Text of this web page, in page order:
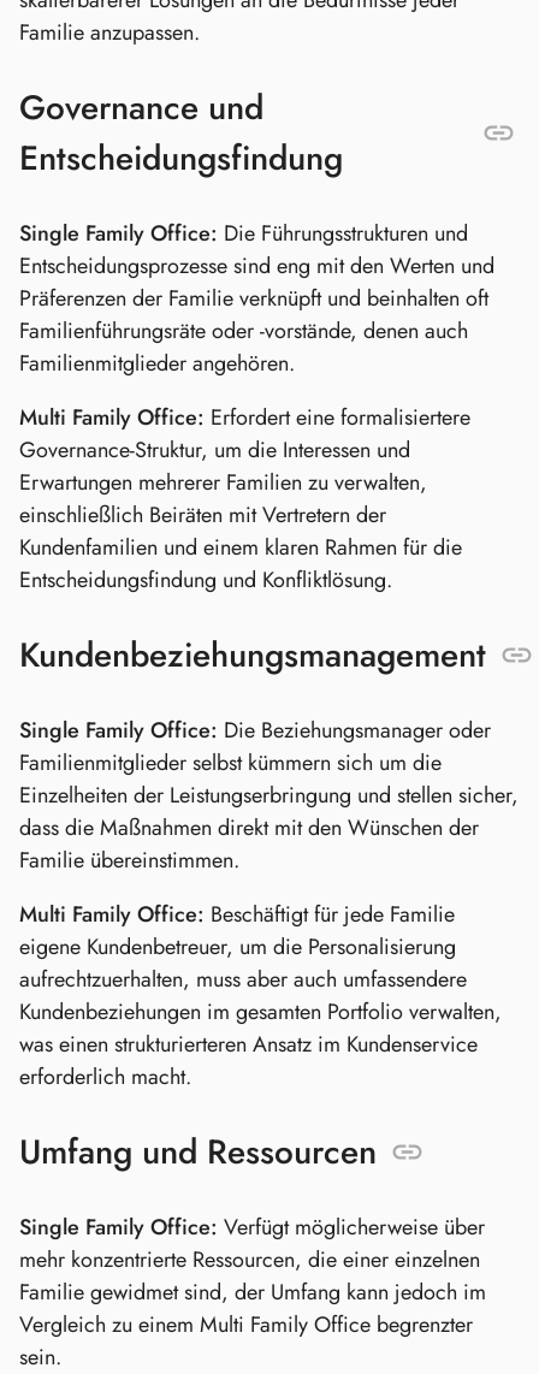
Familie anzupassen.
Governance und
Entscheidungsfindung
Single Family Office: Die Führungsstrukturen und
Entscheidungsprozesse sind eng mit den Werten und
Präferenzen der Familie verknüpft und beinhalten oft
Familienführungsräte oder -vorstände, denen auch
Familienmitglieder angehören.
Multi Family Office: Erfordert eine formalisiertere
Governance-Struktur, um die Interessen und
Erwartungen mehrerer Familien zu verwalten,
einschließlich Beiräten mit Vertretern der
Kundenfamilien und einem klaren Rahmen für die
Entscheidungsfindung und Konfliktlösung.
Kundenbeziehungsmanagement
Single Family Office: Die Beziehungsmanager oder
Familienmitglieder selbst kümmern sich um die
Einzelheiten der Leistungserbringung und stellen sicher,
dass die Maßnahmen direkt mit den Wünschen der
Familie übereinstimmen.
Multi Family Office: Beschäftigt für jede Familie
eigene Kundenbetreuer, um die Personalisierung
aufrechtzuerhalten, muss aber auch umfassendere
Kundenbeziehungen im gesamten Portfolio verwalten,
was einen strukturierteren Ansatz im Kundenservice
erforderlich macht.
Umfang und Ressourcen
Single Family Office: Verfügt möglicherweise über
mehr konzentrierte Ressourcen, die einer einzelnen
Familie gewidmet sind, der Umfang kann jedoch im
Vergleich zu einem Multi Family Office begrenzter
sein.